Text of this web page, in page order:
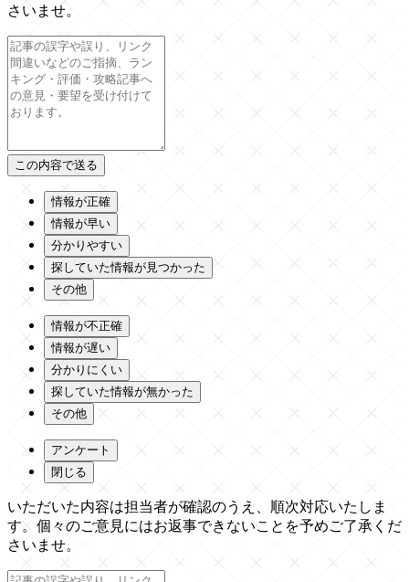
さいませ。
情報が正確
情報が早い
分かりやすい
探していた情報が見つかった
その他
情報が不正確
情報が遅い
分かりにくい
探していた情報が無かった
その他
アンケート
閉じる
いただいた内容は担当者が確認のうえ、順次対応いたしま
す。個々のご意見にはお返事できないことを予めご了承くだ
さいませ。